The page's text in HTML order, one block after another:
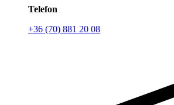
Telefon
+36 (70) 881 20 08